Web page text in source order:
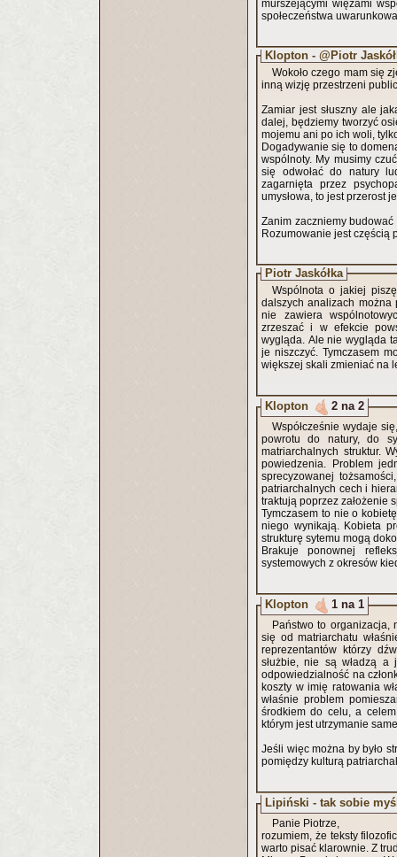
murszejącymi więzami
społeczeństwa
Klopton - @Piotr
Wokoło czego mam się
inną wizję przestrzeni
Zamiar jest słuszny ale
dalej, będziemy tworzyć
mojemu ani po ich woli,
Dogadywanie się to
wspólnoty. My musimy
się odwołać do natury
zagarnięta przez
umysłowa, to jest przerost
Zanim zaczniemy
Rozumowanie jest częścią
Piotr Jaskółka
Wspólnota o jakiej
dalszych analizach można
nie zawiera
zrzeszać i w efekcie
wygląda. Ale nie wygląda
je niszczyć. Tymczasem
większej skali zmieniać na
Klopton 2 na 2
Współcześnie wydaje
powrotu do natury, do
matriarchalnych struktur.
powiedzenia. Problem
sprecyzowanej
patriarchalnych cech i
traktują poprzez założenie
Tymczasem to nie o
niego wynikają. Kobieta prezydent nie czyni kultury matriarchalną, to żeńskie cechy wplątane w
strukturę sytemu mogą
Brakuje ponownej
systemowych z okresów
Klopton 1 na 1
Państwo to organizacja,
się od matriarchatu
reprezentantów którzy
służbie, nie są władzą a
odpowiedzialność na
koszty w imię ratowania
właśnie problem
środkiem do celu, a
którym jest utrzymanie
Jeśli więc można by było
pomiędzy kulturą
Lipiński - tak sobie
Panie Piotrze,
rozumiem, że teksty
warto pisać klarownie. Z